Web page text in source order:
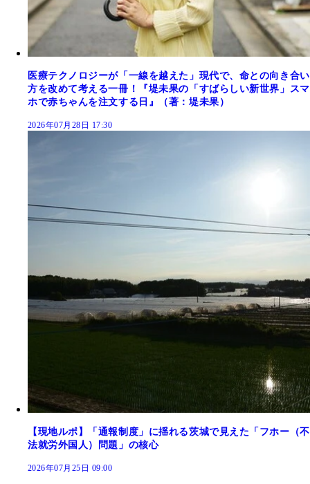
医療テクノロジーが「一線を越えた」現代で、命との向き合い
方を改めて考える一冊！『堤未果の「すばらしい新世界」スマ
ホで赤ちゃんを注文する日』（著：堤未果）
2026年07月28日 17:30
【現地ルポ】「通報制度」に揺れる茨城で見えた「フホー（不
法就労外国人）問題」の核心
2026年07月25日 09:00